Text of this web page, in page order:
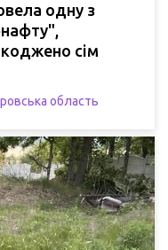
одну з
сім
область